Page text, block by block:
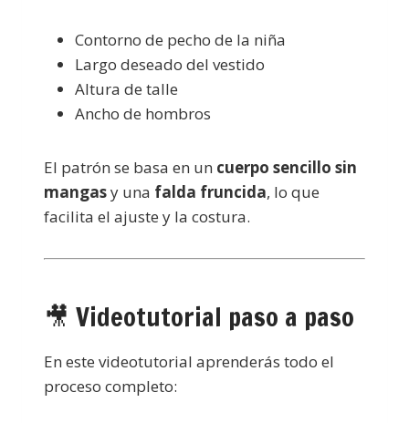
Contorno de pecho de la niña
Largo deseado del vestido
Altura de talle
Ancho de hombros
El patrón se basa en un cuerpo sencillo sin
mangasy una falda fruncida, lo que
facilita el ajuste y la costura.
🎥 Videotutorial paso a paso
En este videotutorial aprenderás todo el
proceso completo: